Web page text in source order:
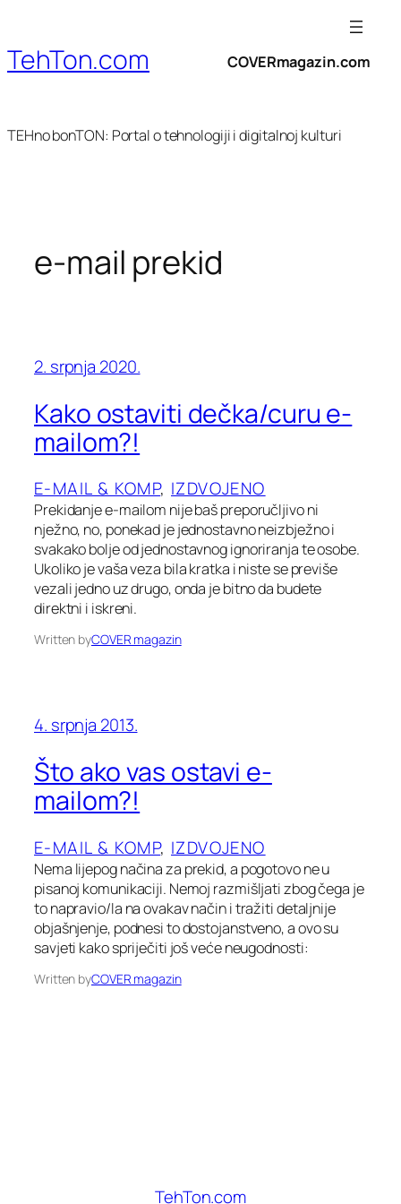
sadržaja
TehTon.com COVERmagazin.com
TEHno bonTON: Portal o tehnologiji i digitalnoj kulturi
e-mail prekid
2. srpnja 2020.
Kako ostaviti dečka/curu e-
mailom?!
E-MAIL & KOMP, IZDVOJENO
Prekidanje e-mailom nije baš preporučljivo ni
nježno, no, ponekad je jednostavno neizbježno i
svakako bolje od jednostavnog ignoriranja te osobe.
Ukoliko je vaša veza bila kratka i niste se previše
vezali jedno uz drugo, onda je bitno da budete
direktni i iskreni.
Written byCOVER magazin
4. srpnja 2013.
Što ako vas ostavi e-
mailom?!
E-MAIL & KOMP, IZDVOJENO
Nema lijepog načina za prekid, a pogotovo ne u
pisanoj komunikaciji. Nemoj razmišljati zbog čega je
to napravio/la na ovakav način i tražiti detaljnije
objašnjenje, podnesi to dostojanstveno, a ovo su
savjeti kako spriječiti još veće neugodnosti:
Written byCOVER magazin
TehTon.com